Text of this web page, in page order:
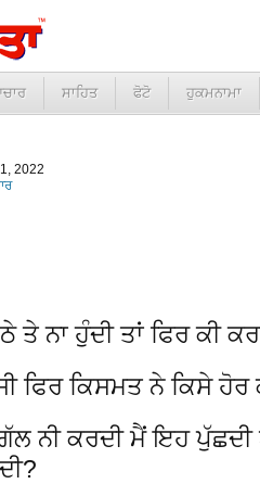
ਸਾਹਿਤ ਫੋਟੋ ਹੁਕਮਨਾਮਾ
2022
ਨਾ ਹੁੰਦੀ ਤਾਂ ਫਿਰ ਕੀ
ਫਿਰ ਕਿਸਮਤ ਨੇ ਕਿਸੇ
ਨੀ ਕਰਦੀ ਮੈਂ ਇਹ